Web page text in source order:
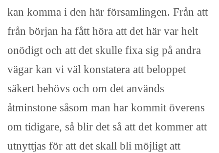
kan komma i den här församlingen. Från att
från början ha fått höra att det här var helt
onödigt och att det skulle fixa sig på andra
vägar kan vi väl konstatera att beloppet
säkert behövs och om det används
åtminstone såsom man har kommit överens
om tidigare, så blir det så att det kommer att
utnyttjas för att det skall bli möjligt att